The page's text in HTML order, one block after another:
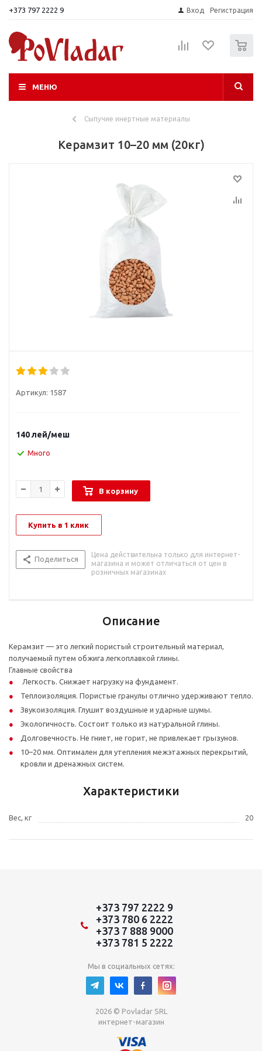
+373 797 2222 9 Вход Регистрация
МЕНЮ
Сыпучие инертные материалы
Керамзит 10–20 мм (20кг)
Артикул: 1587
140лей/меш
Много
В корзину
Купить в 1 клик
Поделиться
Цена действительна только для интернет-
магазина и может отличаться от цен в
розничных магазинах
Описание
Керамзит — это легкий пористый строительный материал,
получаемый путем обжига легкоплавкой глины.
Главные свойства
Легкость. Снижает нагрузку на фундамент.
Теплоизоляция. Пористые гранулы отлично удерживают тепло.
Звукоизоляция. Глушит воздушные и ударные шумы.
Экологичность. Состоит только из натуральной глины.
Долговечность. Не гниет, не горит, не привлекает грызунов.
10–20 мм. Оптимален для утепления межэтажных перекрытий,
кровли и дренажных систем.
Характеристики
Вес, кг 20
+373 797 2222 9
+373 780 6 2222
+373 7 888 9000
+373 781 5 2222
Мы в социальных сетях:
2026 © Povladar SRL
интернет-магазин